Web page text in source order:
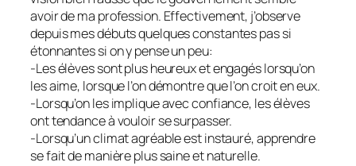
avoir de ma profession. Effectivement, j’observe
depuis mes débuts quelques constantes pas si
étonnantes si on y pense un peu:
-Les élèves sont plus heureux et engagés lorsqu’on
les aime, lorsque l’on démontre que l’on croit en eux.
-Lorsqu’on les implique avec confiance, les élèves
ont tendance à vouloir se surpasser.
-Lorsqu’un climat agréable est instauré, apprendre
se fait de manière plus saine et naturelle.